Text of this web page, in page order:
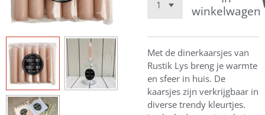
winkelwagen
Met de dinerkaarsjes van
Rustik Lys breng je warmte
en sfeer in huis. De
kaarsjes zijn verkrijgbaar in
diverse trendy kleurtjes.